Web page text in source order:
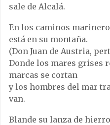
sale de Alcalá.
En los caminos
está en su montaña.
(Don Juan de Austria,
Donde los mares grises
marcas se cortan
y los hombres del mar
van.
Blande su lanza de